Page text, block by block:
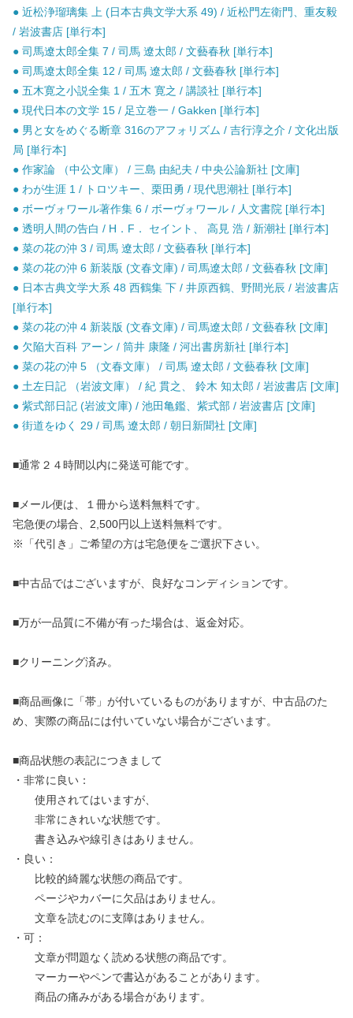
● 近松浄瑠璃集 上 (日本古典文学大系 49) / 近松門左衛門、重友毅
/ 岩波書店 [単行本]
● 司馬遼太郎全集 7 / 司馬 遼太郎 / 文藝春秋 [単行本]
● 司馬遼太郎全集 12 / 司馬 遼太郎 / 文藝春秋 [単行本]
● 五木寛之小説全集 1 / 五木 寛之 / 講談社 [単行本]
● 現代日本の文学 15 / 足立巻一 / Gakken [単行本]
● 男と女をめぐる断章 316のアフォリズム / 吉行淳之介 / 文化出版
局 [単行本]
● 作家論 （中公文庫） / 三島 由紀夫 / 中央公論新社 [文庫]
● わが生涯 1 / トロツキー、栗田勇 / 現代思潮社 [単行本]
● ボーヴォワール著作集 6 / ボーヴォワール / 人文書院 [単行本]
● 透明人間の告白 / H．F． セイント、 高見 浩 / 新潮社 [単行本]
● 菜の花の沖 3 / 司馬 遼太郎 / 文藝春秋 [単行本]
● 菜の花の沖 6 新装版 (文春文庫) / 司馬遼太郎 / 文藝春秋 [文庫]
● 日本古典文学大系 48 西鶴集 下 / 井原西鶴、野間光辰 / 岩波書店
[単行本]
● 菜の花の沖 4 新装版 (文春文庫) / 司馬遼太郎 / 文藝春秋 [文庫]
● 欠陥大百科 アーン / 筒井 康隆 / 河出書房新社 [単行本]
● 菜の花の沖 5 （文春文庫） / 司馬 遼太郎 / 文藝春秋 [文庫]
● 土左日記 （岩波文庫） / 紀 貫之、 鈴木 知太郎 / 岩波書店 [文庫]
● 紫式部日記 (岩波文庫) / 池田亀鑑、紫式部 / 岩波書店 [文庫]
● 街道をゆく 29 / 司馬 遼太郎 / 朝日新聞社 [文庫]
■通常２４時間以内に発送可能です。
■メール便は、１冊から送料無料です。
宅急便の場合、2,500円以上送料無料です。
※「代引き」ご希望の方は宅急便をご選択下さい。
■中古品ではございますが、良好なコンディションです。
■万が一品質に不備が有った場合は、返金対応。
■クリーニング済み。
■商品画像に「帯」が付いているものがありますが、中古品のた
め、実際の商品には付いていない場合がございます。
■商品状態の表記につきまして
・非常に良い：
使用されてはいますが、
非常にきれいな状態です。
書き込みや線引きはありません。
・良い：
比較的綺麗な状態の商品です。
ページやカバーに欠品はありません。
文章を読むのに支障はありません。
・可：
文章が問題なく読める状態の商品です。
マーカーやペンで書込があることがあります。
商品の痛みがある場合があります。